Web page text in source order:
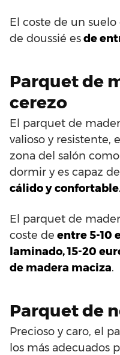
El coste de un
de doussié esde
Parquet de
cerezo
El parquet de
valioso y resistente,
zona del salón
dormir y es capaz
cálido y
El parquet de
coste de entre 5-10
laminado, 15-20
de madera maciza.
Parquet de
Precioso y caro, el
los más adecuados